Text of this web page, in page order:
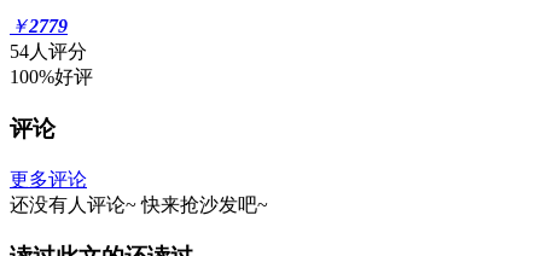
￥2779
54人评分
100%好评
评论
更多评论
还没有人评论~ 快来抢沙发吧~